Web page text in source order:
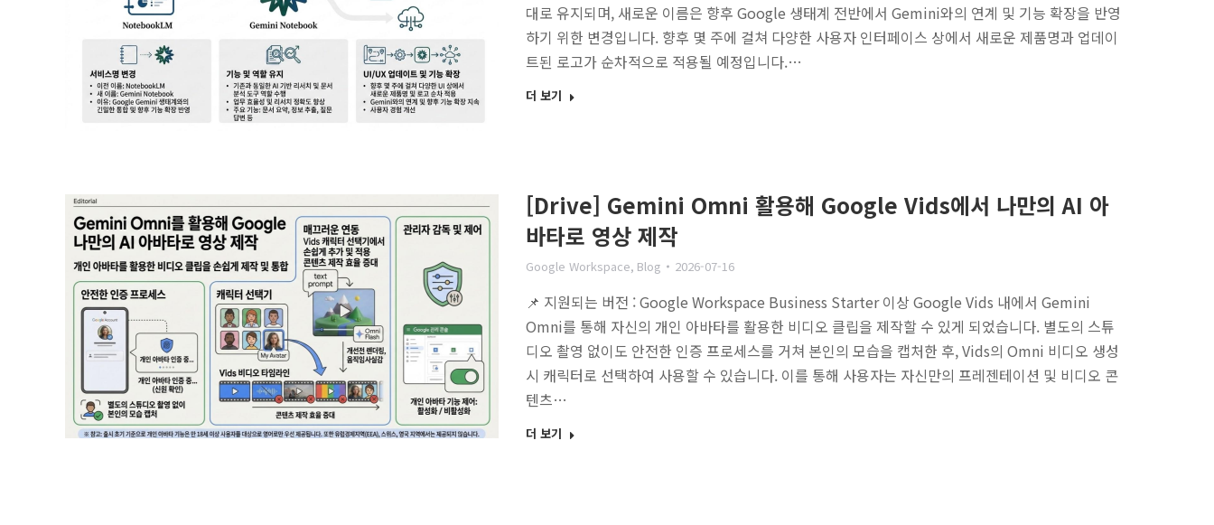
대로 유지되며, 새로운 이름은 향후 Google 생태계 전반에서 Gemini와의 연계 및 기능 확장을 반영
하기 위한 변경입니다. 향후 몇 주에 걸쳐 다양한 사용자 인터페이스 상에서 새로운 제품명과 업데이
트된 로고가 순차적으로 적용될 예정입니다.…
더 보기
[Drive] Gemini Omni 활용해 Google Vids에서 나만의 AI 아
바타로 영상 제작
Google Workspace, Blog 2026-07-16
📌 지원되는 버전 : Google Workspace Business Starter 이상 Google Vids 내에서 Gemini
Omni를 통해 자신의 개인 아바타를 활용한 비디오 클립을 제작할 수 있게 되었습니다. 별도의 스튜
디오 촬영 없이도 안전한 인증 프로세스를 거쳐 본인의 모습을 캡처한 후, Vids의 Omni 비디오 생성
시 캐릭터로 선택하여 사용할 수 있습니다. 이를 통해 사용자는 자신만의 프레젠테이션 및 비디오 콘
텐츠…
더 보기